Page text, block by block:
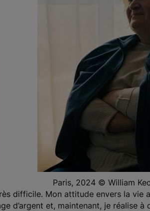
Paris, 2024 © William
difficile. Mon attitude envers la vie
d’argent et, maintenant, je réalise